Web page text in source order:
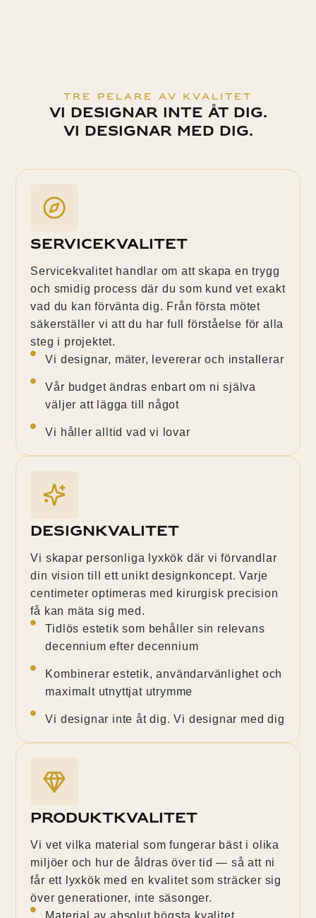
tre pelare av kvalitet
Vi designar inte åt dig.
Vi designar med dig.
Servicekvalitet
Servicekvalitet handlar om att skapa en trygg
och smidig process där du som kund vet exakt
vad du kan förvänta dig. Från första mötet
säkerställer vi att du har full förståelse för alla
steg i projektet.
Vi designar, mäter, levererar och installerar
Vår budget ändras enbart om ni själva
väljer att lägga till något
Vi håller alltid vad vi lovar
Designkvalitet
Vi skapar personliga lyxkök där vi förvandlar
din vision till ett unikt designkoncept. Varje
centimeter optimeras med kirurgisk precision
få kan mäta sig med.
Tidlös estetik som behåller sin relevans
decennium efter decennium
Kombinerar estetik, användarvänlighet och
maximalt utnyttjat utrymme
Vi designar inte åt dig. Vi designar med dig
Produktkvalitet
Vi vet vilka material som fungerar bäst i olika
miljöer och hur de åldras över tid — så att ni
får ett lyxkök med en kvalitet som sträcker sig
över generationer, inte säsonger.
Material av absolut högsta kvalitet